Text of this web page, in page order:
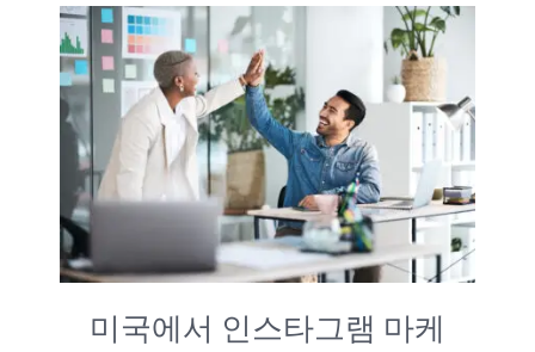
미국에서 인스타그램 마케